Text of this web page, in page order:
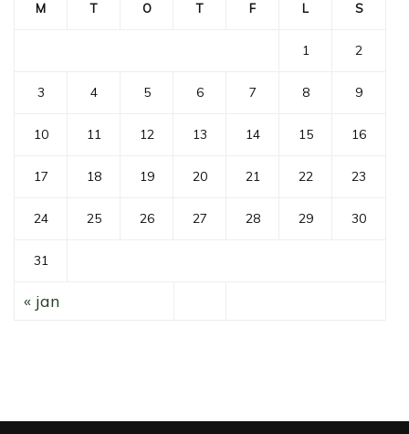
M T O T F L S
1 2
3 4 5 6 7 8 9
10 11 12 13 14 15 16
17 18 19 20 21 22 23
24 25 26 27 28 29 30
31
« jan